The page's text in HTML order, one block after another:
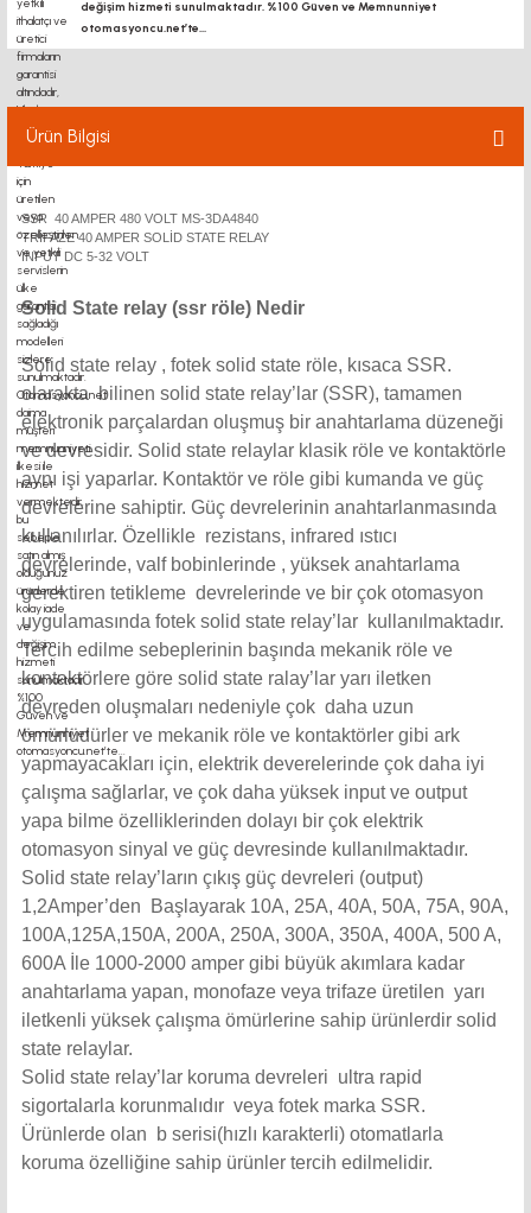
değişim hizmeti sunulmaktadır. %100 Güven ve Memnunniyet
otomasyoncu.net’te...
Ürün Bilgisi
SSR 40 AMPER 480 VOLT MS-3DA4840
TRİFAZE 40 AMPER SOLİD STATE RELAY
İNPUT DC 5-32 VOLT
Solid State relay (ssr röle) Nedir
Solid state relay , fotek solid state röle, kısaca SSR.
olarakta bilinen solid state relay’lar (SSR), tamamen
elektronik parçalardan oluşmuş bir anahtarlama düzeneği
ve devresidir. Solid state relaylar klasik röle ve kontaktörle
aynı işi yaparlar. Kontaktör ve röle gibi kumanda ve güç
devrelerine sahiptir. Güç devrelerinin anahtarlanmasında
kullanılırlar. Özellikle rezistans, infrared ıstıcı
devrelerinde, valf bobinlerinde , yüksek anahtarlama
gerektiren tetikleme devrelerinde ve bir çok otomasyon
uygulamasında fotek solid state relay’lar kullanılmaktadır.
Tercih edilme sebeplerinin başında mekanik röle ve
kontaktörlere göre solid state ralay’lar yarı iletken
devreden oluşmaları nedeniyle çok daha uzun
ömürlüdürler ve mekanik röle ve kontaktörler gibi ark
yapmayacakları için, elektrik deverelerinde çok daha iyi
çalışma sağlarlar, ve çok daha yüksek input ve output
yapa bilme özelliklerinden dolayı bir çok elektrik
otomasyon sinyal ve güç devresinde kullanılmaktadır.
Solid state relay’ların çıkış güç devreleri (output)
1,2Amper’den Başlayarak 10A, 25A, 40A, 50A, 75A, 90A,
100A,125A,150A, 200A, 250A, 300A, 350A, 400A, 500 A,
600A İle 1000-2000 amper gibi büyük akımlara kadar
anahtarlama yapan, monofaze veya trifaze üretilen yarı
iletkenli yüksek çalışma ömürlerine sahip ürünlerdir solid
state relaylar.
Solid state relay’lar koruma devreleri ultra rapid
sigortalarla korunmalıdır veya fotek marka SSR.
Ürünlerde olan b serisi(hızlı karakterli) otomatlarla
koruma özelliğine sahip ürünler tercih edilmelidir.